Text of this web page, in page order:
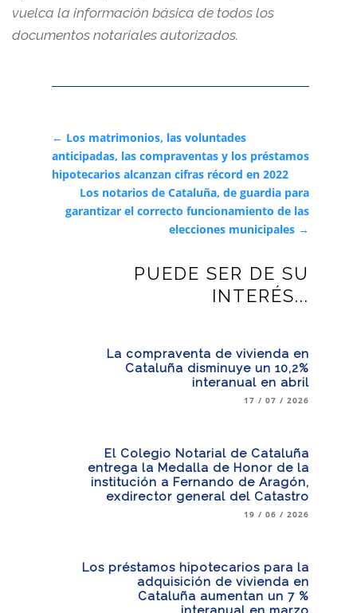
vuelca la información básica de todos los
documentos notariales autorizados.
← Los matrimonios, las voluntades
anticipadas, las compraventas y los préstamos
hipotecarios alcanzan cifras récord en 2022
Los notarios de Cataluña, de guardia para
garantizar el correcto funcionamiento de las
elecciones municipales →
PUEDE SER DE SU
INTERÉS...
La compraventa de vivienda en
Cataluña disminuye un 10,2%
interanual en abril
17 / 07 / 2026
El Colegio Notarial de Cataluña
entrega la Medalla de Honor de la
institución a Fernando de Aragón,
exdirector general del Catastro
19 / 06 / 2026
Los préstamos hipotecarios para la
adquisición de vivienda en
Cataluña aumentan un 7 %